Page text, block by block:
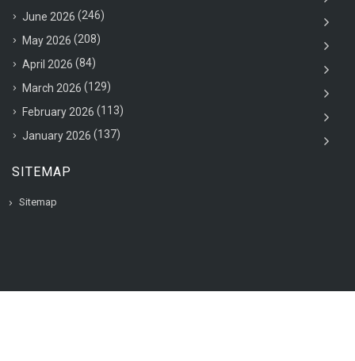
June 2026 (246)
May 2026 (208)
April 2026 (84)
March 2026 (129)
February 2026 (113)
January 2026 (137)
SITEMAP
Sitemap